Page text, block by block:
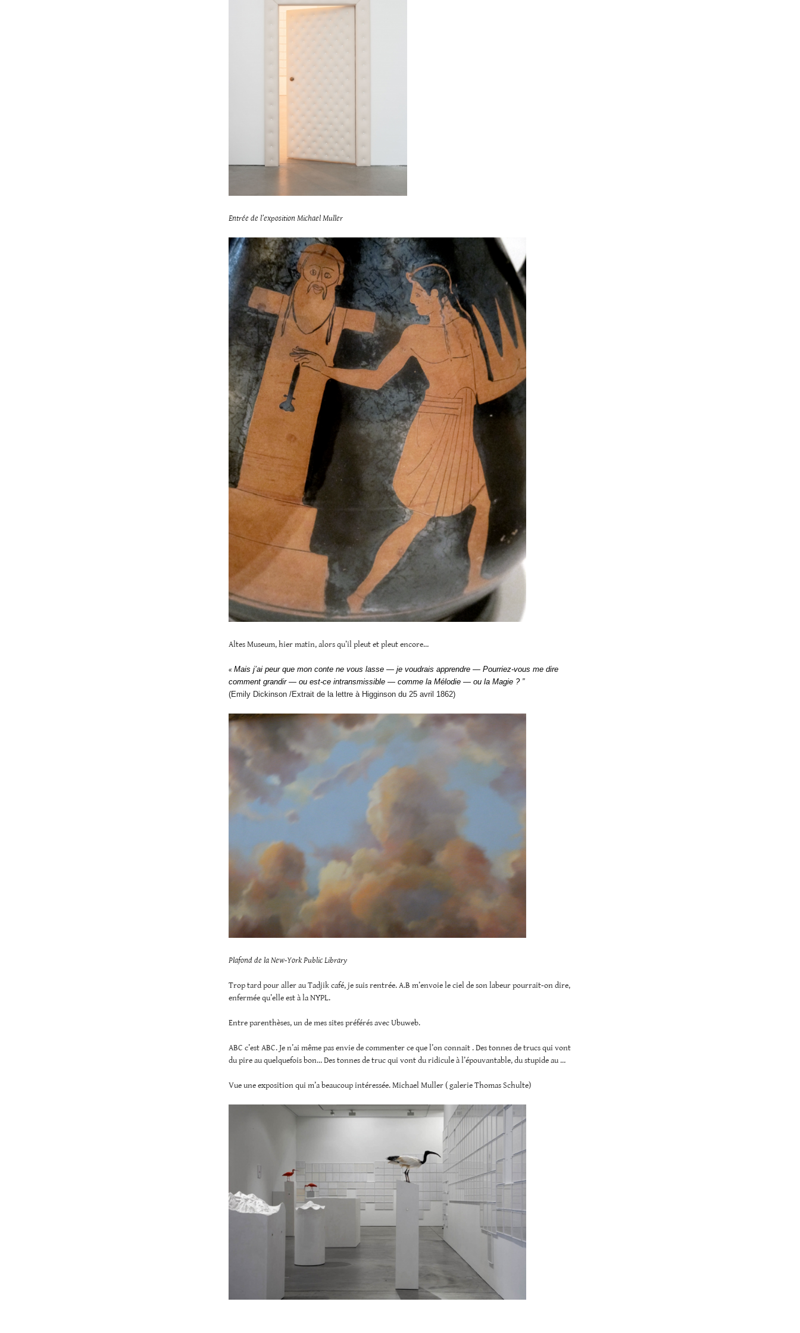
Entrée de l’exposition Michael Muller
Altes Museum, hier matin, alors qu’il pleut et pleut encore…
« Mais j’ai peur que mon conte ne vous lasse — je voudrais apprendre — Pourriez-vous me dire
comment grandir — ou est-ce intransmissible — comme la Mélodie — ou la Magie ? ”
(Emily Dickinson /Extrait de la lettre à Higginson du 25 avril 1862)
Plafond de la New-York Public Library
Trop tard pour aller au Tadjik café, je suis rentrée. A.B m’envoie le ciel de son labeur pourrait-on dire,
enfermée qu’elle est à la NYPL.
Entre parenthèses, un de mes sites préférés avec Ubuweb.
ABC c’est ABC. Je n’ai même pas envie de commenter ce que l’on connait . Des tonnes de trucs qui vont
du pire au quelquefois bon… Des tonnes de truc qui vont du ridicule à l’épouvantable, du stupide au …
Vue une exposition qui m’a beaucoup intéressée. Michael Muller ( galerie Thomas Schulte)